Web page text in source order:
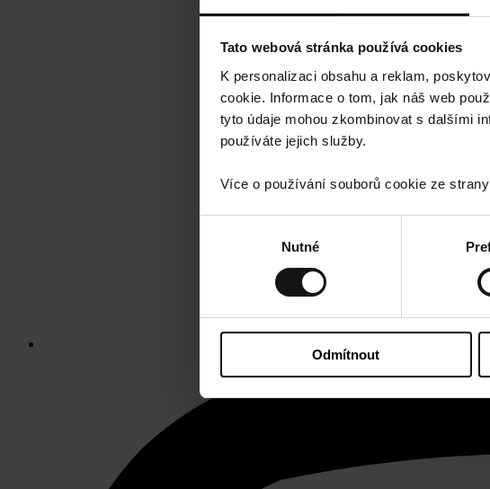
Tato webová stránka používá cookies
K personalizaci obsahu a reklam,
cookie. Informace o tom, jak náš web
tyto údaje mohou zkombinovat s dalšími
používáte jejich služby.
Více o používání souborů cookie ze
Nutné
Odmítnout